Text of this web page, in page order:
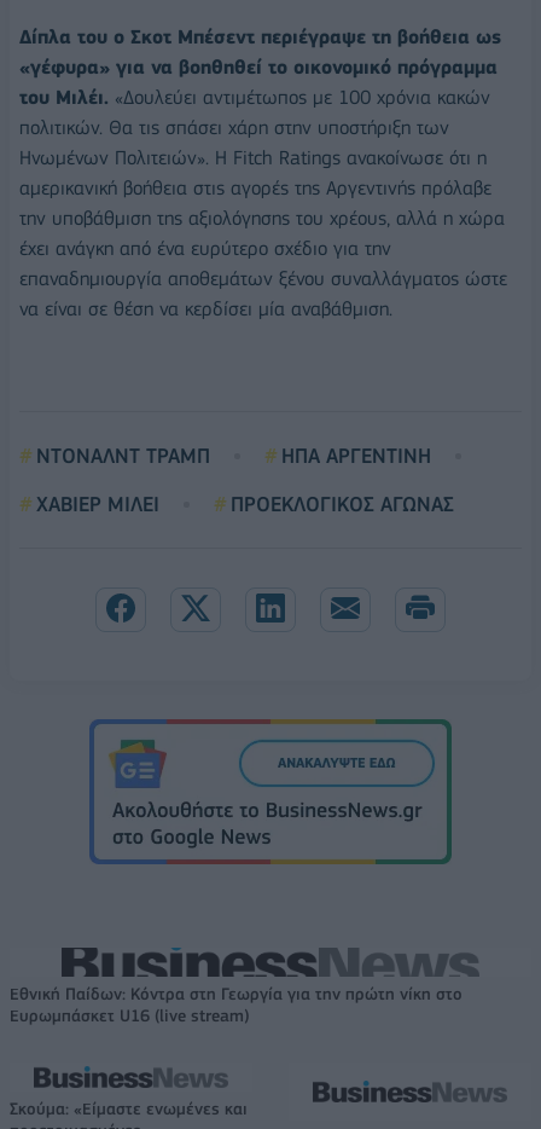
Δίπλα του ο Σκοτ Μπέσεντ περιέγραψε τη βοήθεια ως
«γέφυρα» για να βοηθηθεί το οικονομικό πρόγραμμα
του Μιλέι. «Δουλεύει αντιμέτωπος με 100 χρόνια κακών
πολιτικών. Θα τις σπάσει χάρη στην υποστήριξη των
Ηνωμένων Πολιτειών». Η Fitch Ratings ανακοίνωσε ότι η
αμερικανική βοήθεια στις αγορές της Αργεντινής πρόλαβε
την υποβάθμιση της αξιολόγησης του χρέους, αλλά η χώρα
έχει ανάγκη από ένα ευρύτερο σχέδιο για την
επαναδημιουργία αποθεμάτων ξένου συναλλάγματος ώστε
να είναι σε θέση να κερδίσει μία αναβάθμιση.
ΝΤΟΝΑΛΝΤ ΤΡΑΜΠ
ΗΠΑ ΑΡΓΕΝΤΙΝΗ
ΧΑΒΙΕΡ ΜΙΛΕΙ
ΠΡΟΕΚΛΟΓΙΚΟΣ ΑΓΩΝΑΣ
Εθνική Παίδων: Κόντρα στη Γεωργία για την πρώτη νίκη στο
Ευρωμπάσκετ U16 (live stream)
Σκούμα: «Είμαστε ενωμένες και